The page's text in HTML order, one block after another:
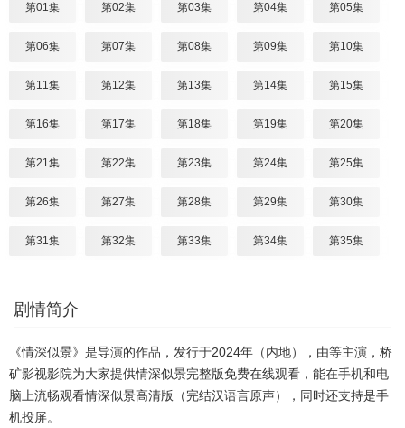
第01集 第02集 第03集 第04集 第05集
第06集 第07集 第08集 第09集 第10集
第11集 第12集 第13集 第14集 第15集
第16集 第17集 第18集 第19集 第20集
第21集 第22集 第23集 第24集 第25集
第26集 第27集 第28集 第29集 第30集
第31集 第32集 第33集 第34集 第35集
第41集
第46集 第47集 第48集 第49集 第50集
第51集 第52集 第53集 第54集 第55集
剧情简介
《情深似景》是导演的作品，发行于2024年（内地），由等主演，桥
矿影视影院为大家提供情深似景完整版免费在线观看，能在手机和电
脑上流畅观看情深似景高清版（完结汉语言原声），同时还支持是手
机投屏。